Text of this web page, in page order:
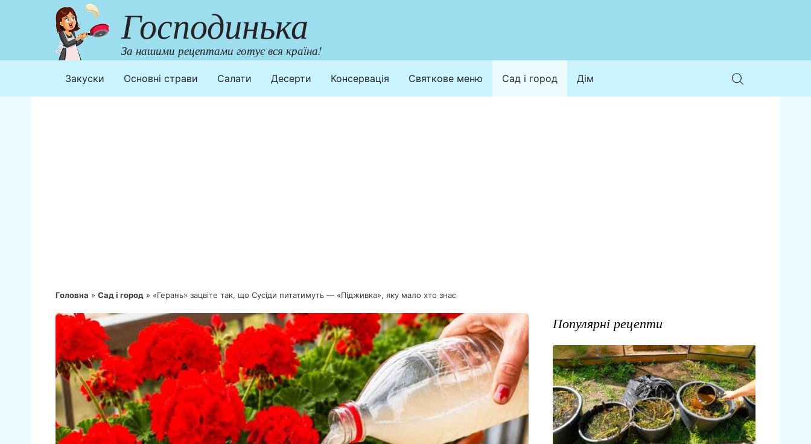
Господинька
За нашими рецептами готує вся країна!
Закуски Основні страви Салати Десерти Консервація Святкове меню Сад і город Дім
Головна » Сад і город » «Герань» зацвіте так, що Сусіди питатимуть — «Підживка», яку мало хто знає
Популярні рецепти